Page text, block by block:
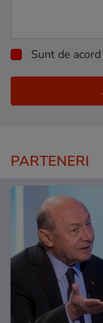
Sunt de acord
PARTENERI